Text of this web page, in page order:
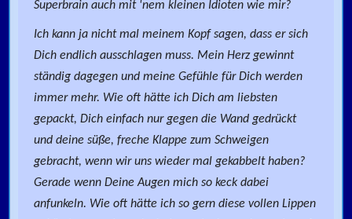
Superbrain auch mit 'nem kleinen Idioten wie mir?
Ich kann ja nicht mal meinem Kopf sagen, dass er sich
Dich endlich ausschlagen muss. Mein Herz gewinnt
ständig dagegen und meine Gefühle für Dich werden
immer mehr. Wie oft hätte ich Dich am liebsten
gepackt, Dich einfach nur gegen die Wand gedrückt
und deine süße, freche Klappe zum Schweigen
gebracht, wenn wir uns wieder mal gekabbelt haben?
Gerade wenn Deine Augen mich so keck dabei
anfunkeln. Wie oft hätte ich so gern diese vollen Lippen